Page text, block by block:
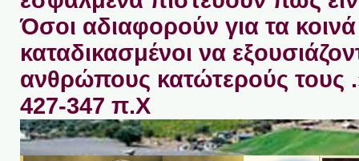
Όσοι αδιαφορούν για τα κοινά
καταδικασμένοι να
ανθρώπους κατώτερούς τους
427-347 π.Χ